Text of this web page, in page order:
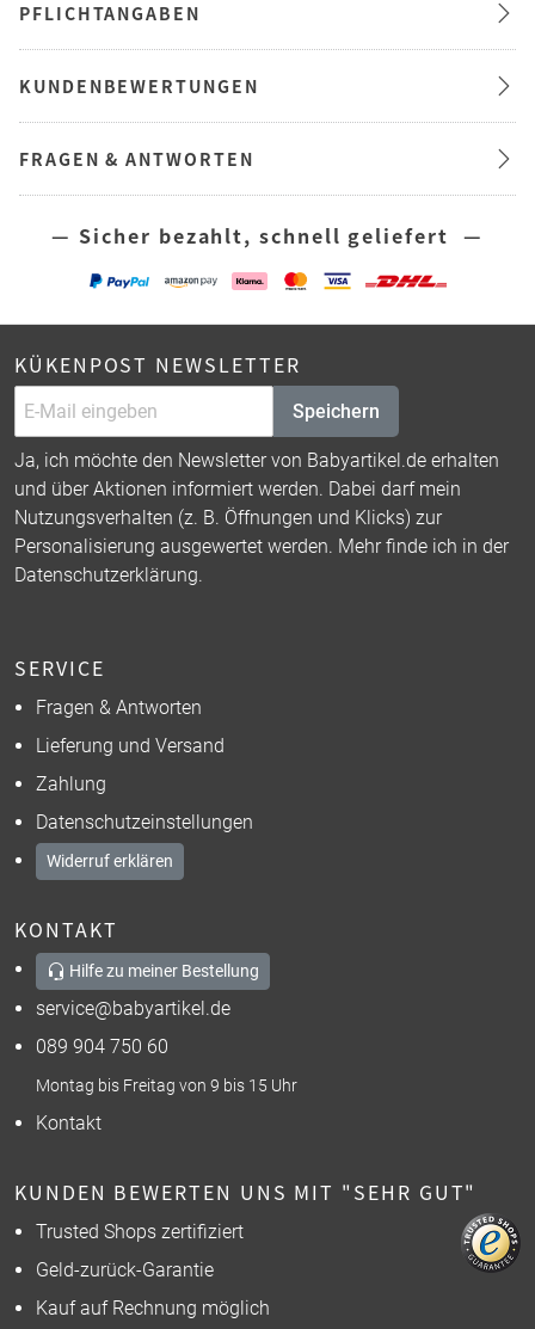
PFLICHTANGABEN
KUNDENBEWERTUNGEN
FRAGEN & ANTWORTEN
— Sicher bezahlt, schnell geliefert —
KÜKENPOST NEWSLETTER
Speichern
Ja, ich möchte den Newsletter von Babyartikel.de erhalten
und über Aktionen informiert werden. Dabei darf mein
Nutzungsverhalten (z. B. Öffnungen und Klicks) zur
Personalisierung ausgewertet werden. Mehr finde ich in der
Datenschutzerklärung.
SERVICE
Fragen & Antworten
Lieferung und Versand
Zahlung
Datenschutzeinstellungen
Widerruf erklären
KONTAKT
Hilfe zu meiner Bestellung
service@babyartikel.de
089 904 750 60
Montag bis Freitag von 9 bis 15 Uhr
Kontakt
KUNDEN BEWERTEN UNS MIT "SEHR GUT"
Trusted Shops zertifiziert
Geld-zurück-Garantie
Kauf auf Rechnung möglich